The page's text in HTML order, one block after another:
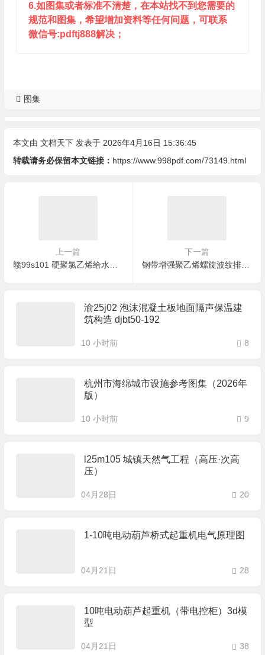
6.如图集或者标准不清楚，在本站找不到您需要的
规范和图集，希望增加资料等任何问题，可联系
微信号:pdftj888解决；
图集
本文由 文档天下发表于 2026年4月16日 15:36:45
转载请务必保留本文链接： https://www.998pdf.com/73149.html
上一篇
下一篇
钢带增强聚乙烯螺旋波纹排水管的设计与应用
渝25j02 泡沫混凝土板地面隔声保温建
筑构造 djbt50-192
10 小时前 8
杭州市海绵城市设施参考图集（2026年
版）
10 小时前 9
l25m105 城镇天然气工程（高压·次高
压）
04月28日 20
1-10吨电动葫芦桥式起重机电气原理图
04月21日 28
10吨电动葫芦起重机（带电控柜）3d模
型
04月21日 38